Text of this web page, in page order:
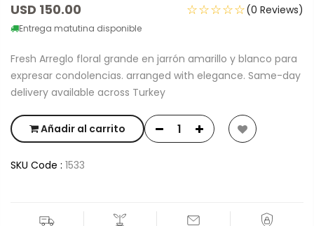
USD 150.00
Entrega matutina disponible
☆☆☆☆☆(0 Reviews)
Fresh Arreglo floral grande en jarrón amarillo y blanco para
expresar condolencias. arranged with elegance. Same-day
delivery available across Turkey
Añadir al carrito
SKU Code : 1533